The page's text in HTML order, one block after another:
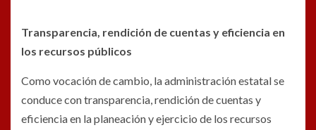
Transparencia, rendición de cuentas y eficiencia en
los recursos públicos
Como vocación de cambio, la administración estatal se
conduce con transparencia, rendición de cuentas y
eficiencia en la planeación y ejercicio de los recursos